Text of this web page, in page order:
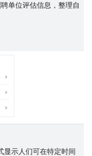
单位评估信息，整理自
显示人们可在特定时间